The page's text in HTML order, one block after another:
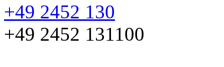
+49 2452 130
+49 2452 131100